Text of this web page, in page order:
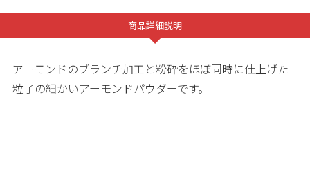
商品詳細説明
アーモンドのブランチ加工と粉砕をほぼ同時に仕上げた
粒子の細かいアーモンドパウダーです。